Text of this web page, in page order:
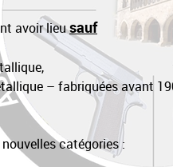
avoir lieusauf
– fabriquées avant
catégories :